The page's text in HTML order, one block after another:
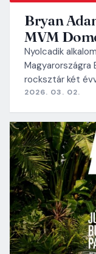
Bryan
MVM
Nyolcadik
Magyarországra
rocksztár két
2026. 03. 02.